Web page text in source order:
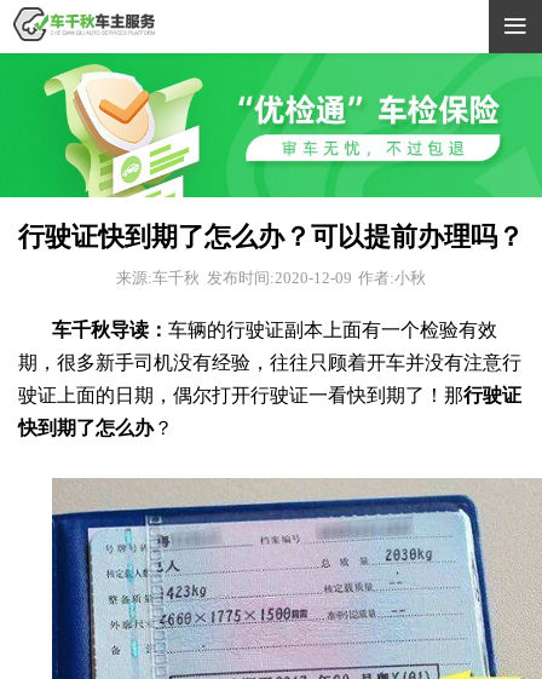

行驶证快到期了怎么办？可以提前办理吗？
来源:车千秋 发布时间:2020-12-09 作者:小秋
车千秋导读： 车辆的行驶证副本上面有一个检验有效
期，很多新手司机没有经验，往往只顾着开车并没有注意行
驶证上面的日期，偶尔打开行驶证一看快到期了！那行驶证
快到期了怎么办？